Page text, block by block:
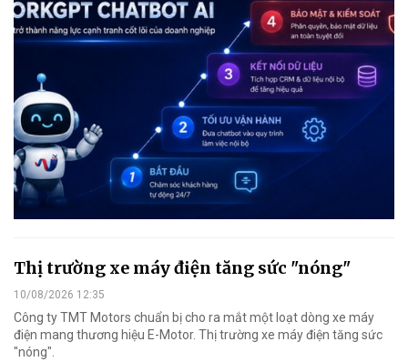
Thị trường xe máy điện tăng sức "nóng"
10/08/2026 12:35
Công ty TMT Motors chuẩn bị cho ra mắt một loạt dòng xe máy
điện mang thương hiệu E-Motor. Thị trường xe máy điện tăng sức
"nóng".